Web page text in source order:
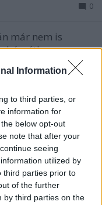
Information
to third parties, or
information for
below opt-out
note that after your
seeing
utilized by
third parties prior to
of the further
by third parties on the
0
már nem is
húsvétkor,
akkor
Talán? A
van aki